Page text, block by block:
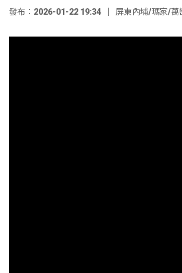
發布：2026-01-22 19:34 屏東內埔/瑪家/萬